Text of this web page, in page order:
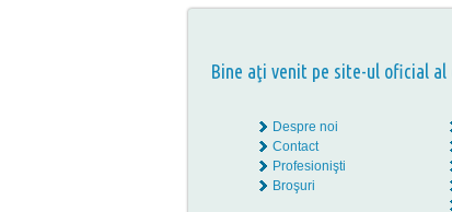
Bine aţi venit pe site-ul oficial
Despre noi
Contact
Profesionişti
Broşuri